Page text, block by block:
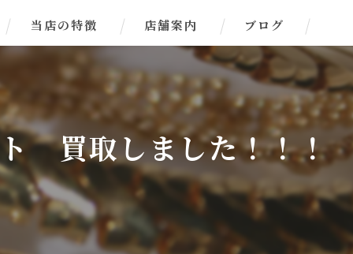
当店の特徴
ブランド
金券
時計
店舗案内 ブログ
買取しました！！！